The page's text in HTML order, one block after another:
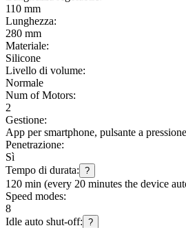
110 mm
Lunghezza:
280 mm
Materiale:
Silicone
Livello di volume:
Normale
Num of Motors:
2
Gestione:
App per smartphone, pulsante a pressione
Penetrazione:
Sì
Tempo di durata: ?
120 min (every 20 minutes the device
Speed modes:
8
Idle auto shut-off: ?